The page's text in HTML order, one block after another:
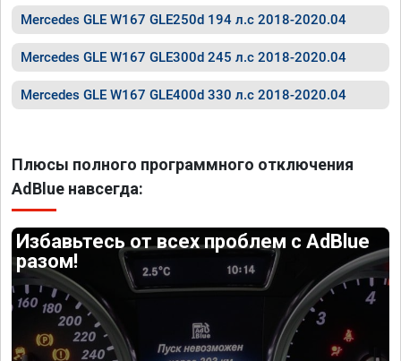
Mercedes GLE W167 GLE250d 194 л.с 2018-2020.04
Mercedes GLE W167 GLE300d 245 л.с 2018-2020.04
Mercedes GLE W167 GLE400d 330 л.с 2018-2020.04
Плюсы полного программного отключения
AdBlue навсегда:
Избавьтесь от всех проблем с AdBlue
разом!